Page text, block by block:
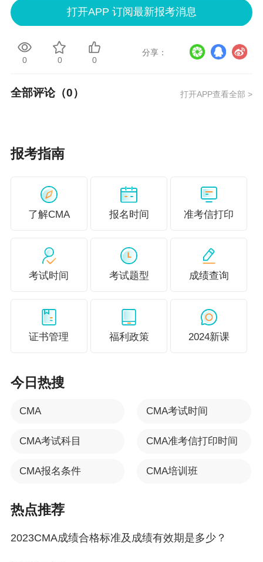
打开APP 订阅最新报考消息
0 0 0
分享：
全部评论（0） 打开APP查看全部 >
报考指南
了解CMA 报名时间 准考信打印
考试时间 考试题型 成绩查询
证书管理 福利政策 2024新课
今日热搜
CMA CMA考试时间
CMA考试科目 CMA准考信打印时间
CMA报名条件 CMA培训班
热点推荐
2023CMA成绩合格标准及成绩有效期是多少？